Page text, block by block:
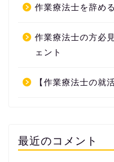
作業療法士を辞め
作業療法士の方必
ェント
【作業療法士の就
最近のコメント